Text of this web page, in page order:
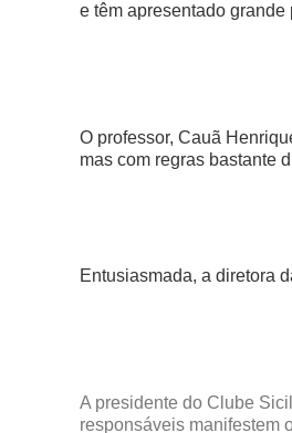
e têm apresentado
O professor, Cauã
mas com regras bastante
Entusiasmada, a diretora
A presidente do Clube
responsáveis manifestem